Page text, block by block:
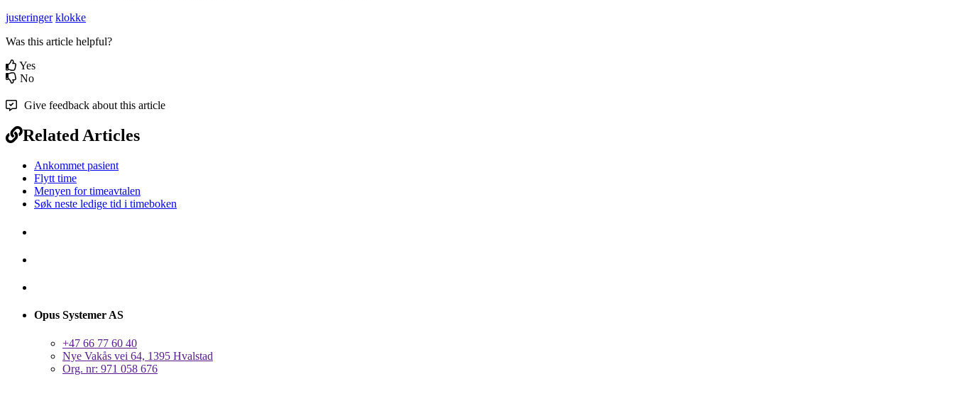
justeringer klokke
Was this article helpful?
Yes
No
Give feedback about this article
Related Articles
Ankommet pasient
Flytt time
Menyen for timeavtalen
Søk neste ledige tid i timeboken
Opus Systemer AS
+47 66 77 60 40
Nye Vakås vei 64, 1395 Hvalstad
Org. nr: 971 058 676